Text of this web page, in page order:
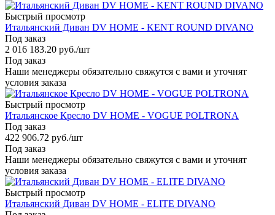
Быстрый просмотр
Итальянский Диван DV HOME - KENT ROUND DIVANO
Под заказ
2 016 183.20 руб./шт
Под заказ
Наши менеджеры обязательно свяжутся с вами и уточнят
условия заказа
Быстрый просмотр
Итальянское Кресло DV HOME - VOGUE POLTRONA
Под заказ
422 906.72 руб./шт
Под заказ
Наши менеджеры обязательно свяжутся с вами и уточнят
условия заказа
Быстрый просмотр
Итальянский Диван DV HOME - ELITE DIVANO